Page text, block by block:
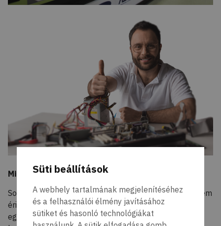
Süti beállítások
A webhely tartalmának megjelenítéséhez
és a felhasználói élmény javításához
sütiket és hasonló technológiákat
Miért minket válasszon?
Sokan gondolják úgy, hogy a garancia lejártával már nem
éri meg márkaszervizbe vinni készülékeiket, és inkább
egy általános szervizre bízzák a javítást. Számos